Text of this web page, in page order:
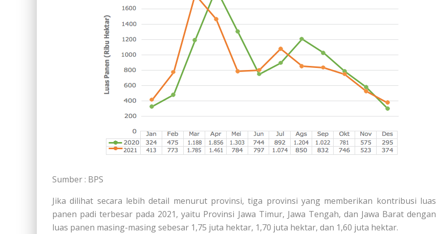
Sumber : BPS
Jika dilihat secara lebih detail menurut provinsi, tiga provinsi yang memberikan kontribusi luas
panen padi terbesar pada 2021, yaitu Provinsi Jawa Timur, Jawa Tengah, dan Jawa Barat dengan
luas panen masing-masing sebesar 1,75 juta hektar, 1,70 juta hektar, dan 1,60 juta hektar.